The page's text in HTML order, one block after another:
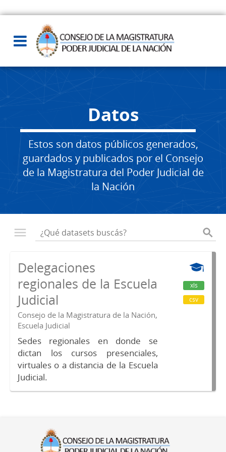
Datos
Estos son datos públicos generados,
guardados y publicados por el Consejo
de la Magistratura del Poder Judicial de
la Nación
Delegaciones
regionales de la Escuela
Judicial
Consejo de la Magistratura de la Nación,
Escuela Judicial
Sedes regionales en donde se
dictan los cursos presenciales,
virtuales o a distancia de la Escuela
Judicial.
xls
csv